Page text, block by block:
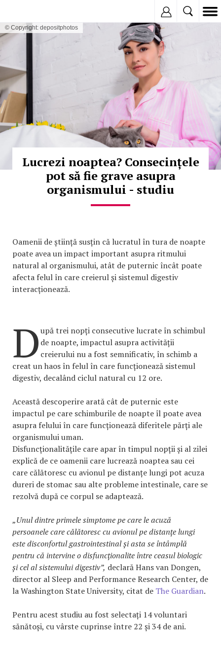
© Copyright: depositphotos
Lucrezi noaptea? Consecințele
pot să fie grave asupra
organismului - studiu
Oamenii de știință susțin că lucratul în tura de noapte
poate avea un impact important asupra ritmului
natural al organismului, atât de puternic încât poate
afecta felul în care creierul și sistemul digestiv
interacționează.
După trei nopți consecutive lucrate în schimbul
de noapte, impactul asupra activității
creierului nu a fost semnificativ, în schimb a
creat un haos în felul în care funcționează sistemul
digestiv, decalând ciclul natural cu 12 ore.
Această descoperire arată cât de puternic este
impactul pe care schimburile de noapte îl poate avea
asupra felului în care funcționează diferitele părți ale
organismului uman.
Disfuncționalitățile care apar în timpul nopții și al zilei
explică de ce oamenii care lucrează noaptea sau cei
care călătoresc cu avionul pe distanțe lungi pot acuza
dureri de stomac sau alte probleme intestinale, care se
rezolvă după ce corpul se adaptează.
„Unul dintre primele simptome pe care le acuză
persoanele care călătoresc cu avionul pe distanțe lungi
este disconfortul gastrointestinal și asta se întâmplă
pentru că intervine o disfuncționalite între ceasul biologic
și cel al sistemului digestiv”, declară Hans van Dongen,
director al Sleep and Performance Research Center, de
la Washington State University, citat de The Guardian.
Pentru acest studiu au fost selectați 14 voluntari
sănătoși, cu vârste cuprinse între 22 și 34 de ani.